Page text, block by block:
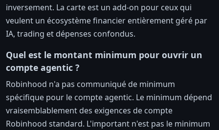
inversement. La carte est un add-on pour ceux qui
veulent un écosystème financier entièrement géré par
IA, trading et dépenses confondus.
Quel est le montant minimum pour ouvrir un
compte agentic ?
Robinhood n'a pas communiqué de minimum
spécifique pour le compte agentic. Le minimum dépend
vraisemblablement des exigences de compte
Robinhood standard. L'important n'est pas le minimum